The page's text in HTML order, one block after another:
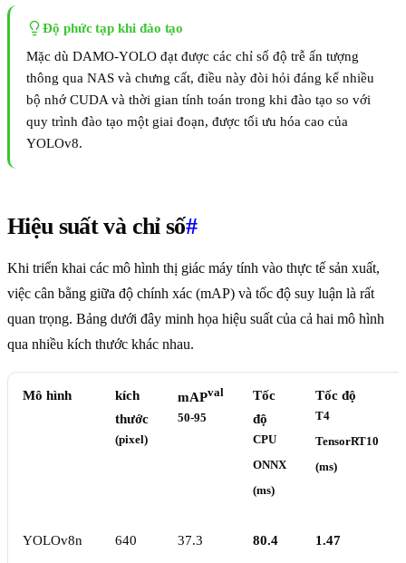
Độ phức tạp khi đào tạo
Mặc dù DAMO-YOLO đạt được các chỉ số độ trễ ấn tượng
thông qua NAS và chưng cất, điều này đòi hỏi đáng kể nhiều
bộ nhớ CUDA và thời gian tính toán trong khi đào tạo so với
quy trình đào tạo một giai đoạn, được tối ưu hóa cao của
YOLOv8.
Hiệu suất và chỉ số#
Khi triển khai các mô hình thị giác máy tính vào thực tế sản xuất,
việc cân bằng giữa độ chính xác (mAP) và tốc độ suy luận là rất
quan trọng. Bảng dưới đây minh họa hiệu suất của cả hai mô hình
qua nhiều kích thước khác nhau.
Mô hình
kích
thước
(pixel)
mAPval
50-95
Tốc
độ
CPU
ONNX
(ms)
Tốc độ
T4
TensorRT10
(ms)
YOLOv8n 640 37.3 80.4 1.47